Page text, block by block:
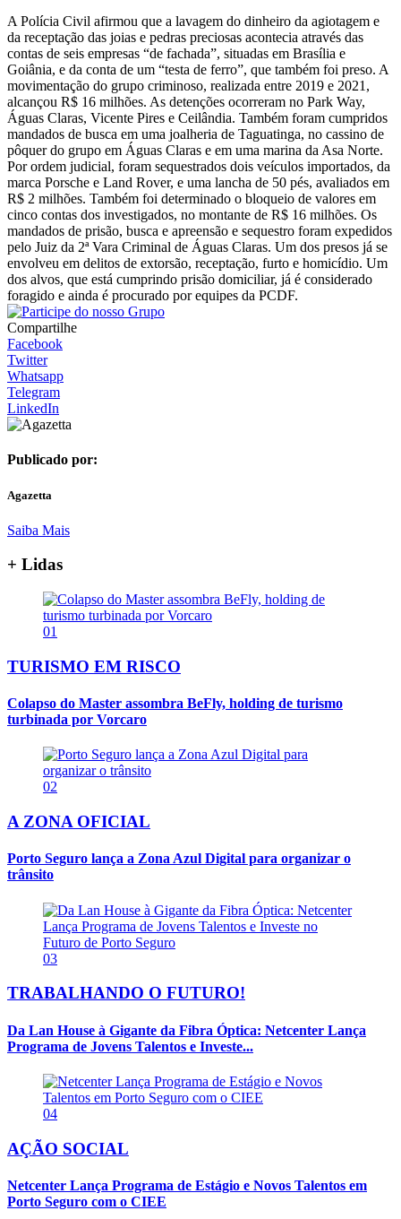
A Polícia Civil afirmou que a lavagem do dinheiro da agiotagem e
da receptação das joias e pedras preciosas acontecia através das
contas de seis empresas “de fachada”, situadas em Brasília e
Goiânia, e da conta de um “testa de ferro”, que também foi preso. A
movimentação do grupo criminoso, realizada entre 2019 e 2021,
alcançou R$ 16 milhões. As detenções ocorreram no Park Way,
Águas Claras, Vicente Pires e Ceilândia. Também foram cumpridos
mandados de busca em uma joalheria de Taguatinga, no cassino de
pôquer do grupo em Águas Claras e em uma marina da Asa Norte.
Por ordem judicial, foram sequestrados dois veículos importados, da
marca Porsche e Land Rover, e uma lancha de 50 pés, avaliados em
R$ 2 milhões. Também foi determinado o bloqueio de valores em
cinco contas dos investigados, no montante de R$ 16 milhões. Os
mandados de prisão, busca e apreensão e sequestro foram expedidos
pelo Juiz da 2ª Vara Criminal de Águas Claras. Um dos presos já se
envolveu em delitos de extorsão, receptação, furto e homicídio. Um
dos alvos, que está cumprindo prisão domiciliar, já é considerado
foragido e ainda é procurado por equipes da PCDF.
Compartilhe
Facebook
Twitter
Whatsapp
Telegram
LinkedIn
Publicado por:
Agazetta
Saiba Mais
+ Lidas
01
TURISMO EM RISCO
Colapso do Master assombra BeFly, holding de turismo
turbinada por Vorcaro
02
A ZONA OFICIAL
Porto Seguro lança a Zona Azul Digital para organizar o
trânsito
03
TRABALHANDO O FUTURO!
Da Lan House à Gigante da Fibra Óptica: Netcenter Lança
Programa de Jovens Talentos e Investe...
04
AÇÃO SOCIAL
Netcenter Lança Programa de Estágio e Novos Talentos em
Porto Seguro com o CIEE